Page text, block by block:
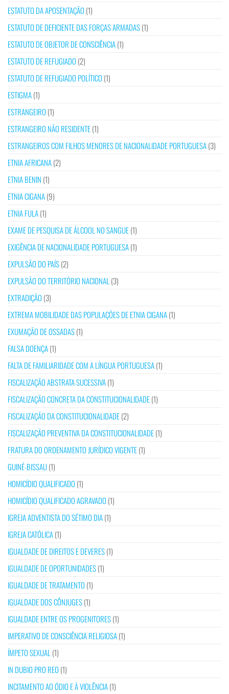
ESTATUTO DA APOSENTAÇÃO (1)
ESTATUTO DE DEFICIENTE DAS FORÇAS ARMADAS(1)
ESTATUTO DE OBJETOR DE CONSCIÊNCIA(1)
ESTATUTO DE REFUGIADO (2)
ESTATUTO DE REFUGIADO POLÍTICO (1)
ESTIGMA(1)
ESTRANGEIRO (1)
ESTRANGEIRO NÃO RESIDENTE(1)
ESTRANGEIROS COM FILHOS MENORES DE NACIONALIDADE PORTUGUESA(3)
ETNIA AFRICANA(2)
ETNIA BENIN (1)
ETNIA CIGANA(9)
ETNIA FULA(1)
EXAME DE PESQUISA DE ÁLCOOL NO SANGUE(1)
EXIGÊNCIA DE NACIONALIDADE PORTUGUESA(1)
EXPULSÃO DO PAÍS(2)
EXPULSÃO DO TERRITÓRIO NACIONAL (3)
EXTRADIÇÃO (3)
EXTREMA MOBILIDADE DAS POPULAÇÕES DE ETNIA CIGANA(1)
EXUMAÇÃO DE OSSADAS(1)
FALSA DOENÇA(1)
FALTA DE FAMILIARIDADE COM A LÍNGUA PORTUGUESA(1)
FISCALIZAÇÃO ABSTRATA SUCESSIVA(1)
FISCALIZAÇÃO CONCRETA DA CONSTITUCIONALIDADE(1)
FISCALIZAÇÃO DA CONSTITUCIONALIDADE(2)
FISCALIZAÇÃO PREVENTIVA DA CONSTITUCIONALIDADE(1)
FRATURA DO ORDENAMENTO JURÍDICO VIGENTE(1)
GUINÉ-BISSAU(1)
HOMICÍDIO QUALIFICADO (1)
HOMICÍDIO QUALIFICADO AGRAVADO (1)
IGREJA ADVENTISTA DO SÉTIMO DIA(1)
IGREJA CATÓLICA(1)
IGUALDADE DE DIREITOS E DEVERES(1)
IGUALDADE DE OPORTUNIDADES(1)
IGUALDADE DE TRATAMENTO (1)
IGUALDADE DOS CÔNJUGES(1)
IGUALDADE ENTRE OS PROGENITORES(1)
IMPERATIVO DE CONSCIÊNCIA RELIGIOSA(1)
ÍMPETO SEXUAL (1)
IN DUBIO PRO REO (1)
INCITAMENTO AO ÓDIO E À VIOLÊNCIA(1)